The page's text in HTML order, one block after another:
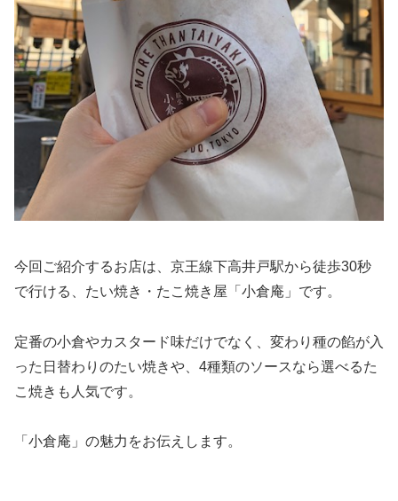
今回ご紹介するお店は、京王線下高井戸駅から徒歩30秒
で行ける、たい焼き・たこ焼き屋「小倉庵」です。
定番の小倉やカスタード味だけでなく、変わり種の餡が入
った日替わりのたい焼きや、4種類のソースなら選べるた
こ焼きも人気です。
「小倉庵」の魅力をお伝えします。